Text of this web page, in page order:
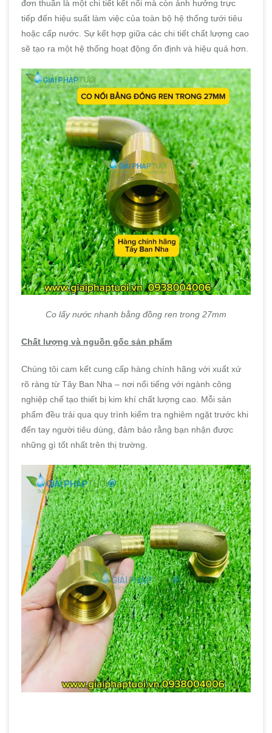
đơn thuần là một chi tiết kết nối mà còn ảnh hưởng trực
tiếp đến hiệu suất làm việc của toàn bộ hệ thống tưới tiêu
hoặc cấp nước. Sự kết hợp giữa các chi tiết chất lượng cao
sẽ tạo ra một hệ thống hoạt động ổn định và hiệu quả hơn.
Co lấy nước nhanh bằng đồng ren trong 27mm
Chất lượng và nguồn gốc sản phẩm
Chúng tôi cam kết cung cấp hàng chính hãng với xuất xứ
rõ ràng từ Tây Ban Nha – nơi nổi tiếng với ngành công
nghiệp chế tạo thiết bị kim khí chất lượng cao. Mỗi sản
phẩm đều trải qua quy trình kiểm tra nghiêm ngặt trước khi
đến tay người tiêu dùng, đảm bảo rằng bạn nhận được
những gì tốt nhất trên thị trường.